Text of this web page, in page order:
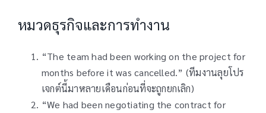
หมวดธุรกิจและการทำงาน
“The team had been working on the project for
months before it was cancelled.” (ทีมงานลุยโปร
เจกต์นี้มาหลายเดือนก่อนที่จะถูกยกเลิก)
“We had been negotiating the contract for